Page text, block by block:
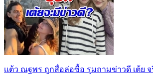
เเต้ว ณฐพร ถูกสื่อล่อซื้อ รุมถามข่าวดี เต้ย